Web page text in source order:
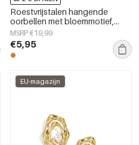
Roestvrijstalen hangende
oorbellen met bloemmotief,
eenvoudige dagelijkse sieraden
uit de Simple-serie voor dames.
MSRP €19,99
€5,95
EU-magazijn